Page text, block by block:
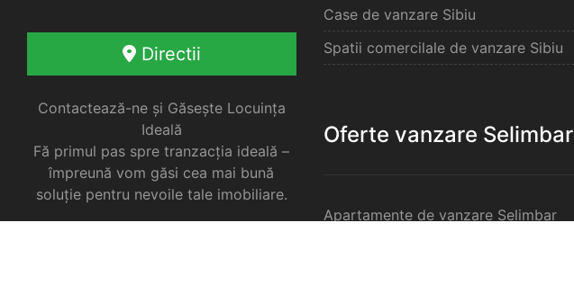
Directii
Contactează-ne și Găsește Locuința
Ideală
Fă primul pas spre tranzacția ideală –
împreună vom găsi cea mai bună
soluție pentru nevoile tale imobiliare.
Case de vanzare Sibiu
Spatii comercilale de vanzare Sibiu
Oferte vanzare Selimbar
Apartamente de vanzare Selimbar